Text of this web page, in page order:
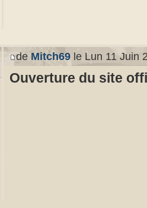
deMitch69 le Lun 11 Juin
Ouverture du site